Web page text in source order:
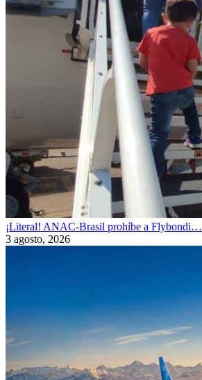
¡Literal! ANAC-Brasil prohíbe a Flybondi…
3 agosto, 2026